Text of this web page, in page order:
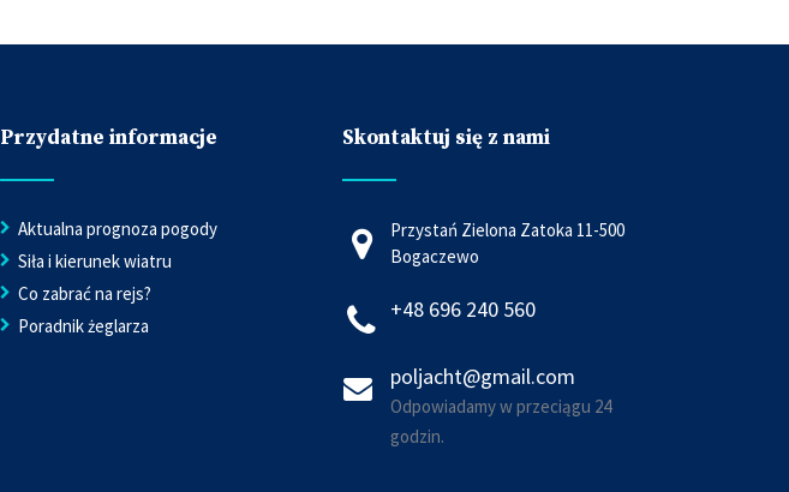
Przydatne informacje
Aktualna prognoza pogody
Siła i kierunek wiatru
Co zabrać na rejs?
Poradnik żeglarza
Skontaktuj się z nami
Przystań Zielona Zatoka 11-500
Bogaczewo
+48 696 240 560
poljacht@gmail.com
Odpowiadamy w przeciągu 24
godzin.